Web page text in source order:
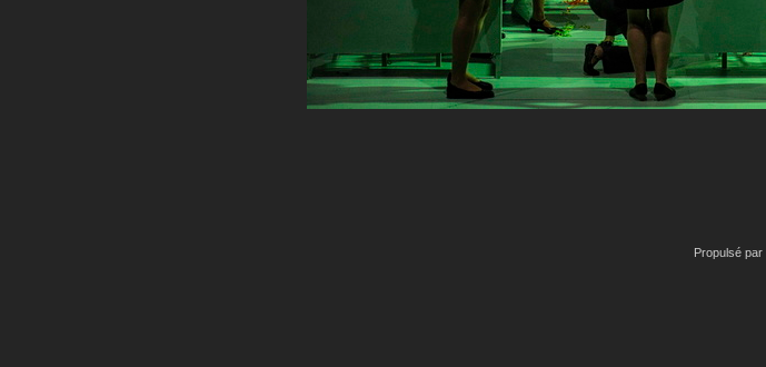
Propulsé par